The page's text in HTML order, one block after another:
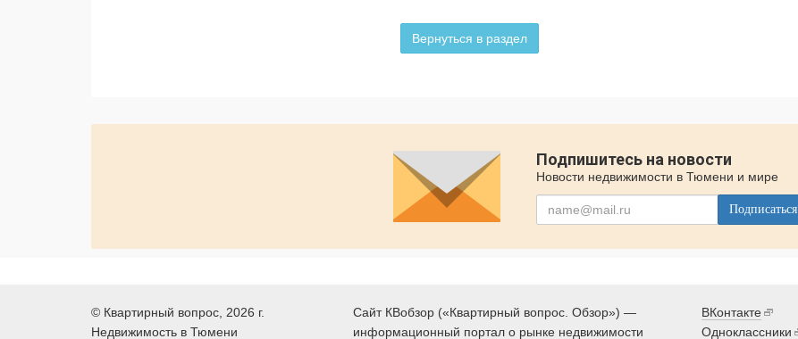
Вернуться в раздел
Подпишитесь на новости
Новости недвижимости в Тюмени и мире
Подписаться
© Квартирный вопрос , 2026 г.
Недвижимость в Тюмени
Сайт КВобзор («Квартирный вопрос. Обзор») —
информационный портал о рынке недвижимости
ВКонтакте
Одноклассники